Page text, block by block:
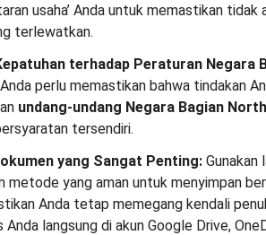
usaha’ Anda untuk memastikan tidak
terlewatkan.
terhadap Peraturan Negara
perlu memastikan bahwa tindakan
undang-undang Negara Bagian
tersendiri.
yang Sangat Penting: Gunakan
metode yang aman untuk menyimpan
Anda tetap memegang kendali
Anda langsung di akun Google Drive,